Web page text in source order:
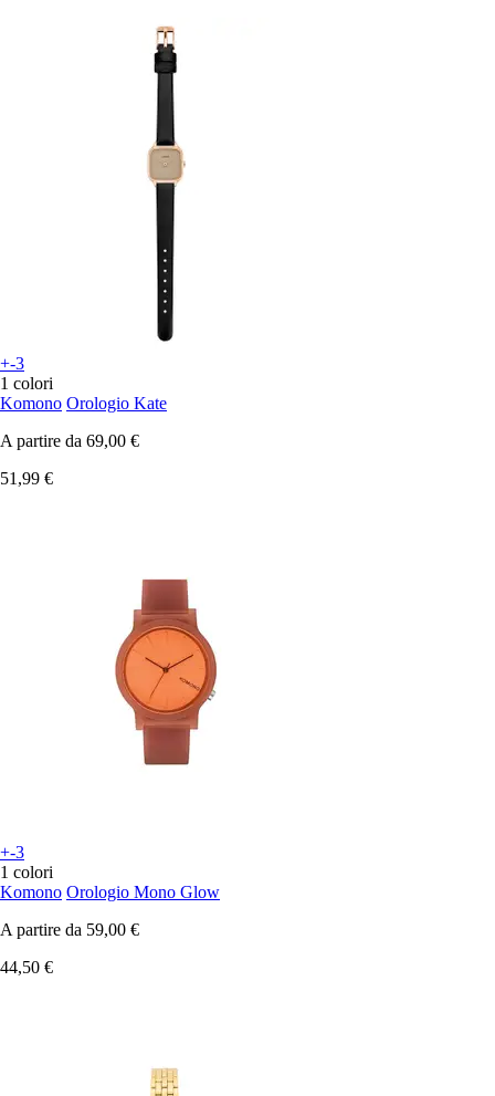
+-3
1 colori
Komono Orologio Kate
A partire da 69,00 €
51,99 €
+-3
1 colori
Komono Orologio Mono Glow
A partire da 59,00 €
44,50 €